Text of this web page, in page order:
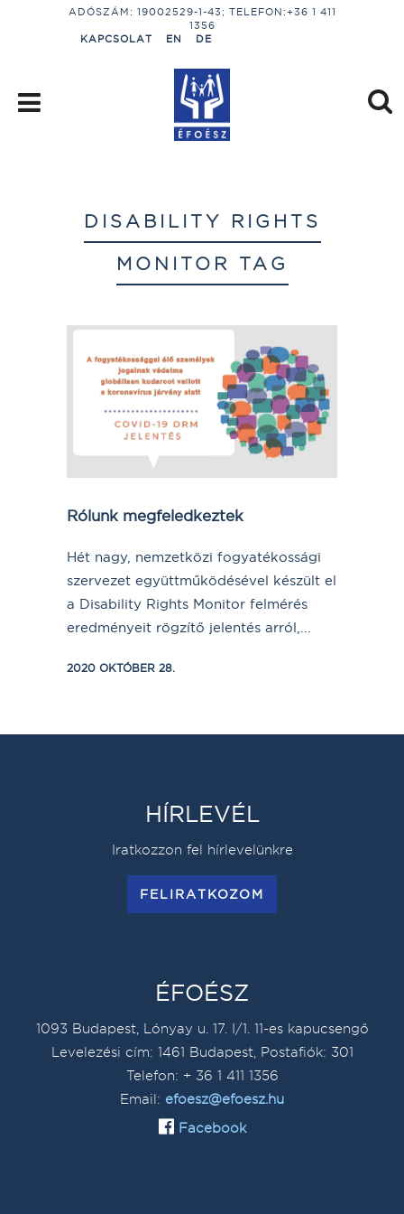
ADÓSZÁM: 19002529-1-43; TELEFON:+36 1 411
1356
KAPCSOLAT
EN DE
DISABILITY RIGHTS
MONITOR TAG
Rólunk megfeledkeztek
Hét nagy, nemzetközi fogyatékossági
szervezet együttműködésével készült el
a Disability Rights Monitor felmérés
eredményeit rögzítő jelentés arról,...
2020 OKTÓBER 28.
HÍRLEVÉL
Iratkozzon fel hírlevelünkre
FELIRATKOZOM
ÉFOÉSZ
1093 Budapest, Lónyay u. 17. I/1. 11-es kapucsengő
Levelezési cím: 1461 Budapest, Postafiók: 301
Telefon: + 36 1 411 1356
Email: efoesz@efoesz.hu
Facebook